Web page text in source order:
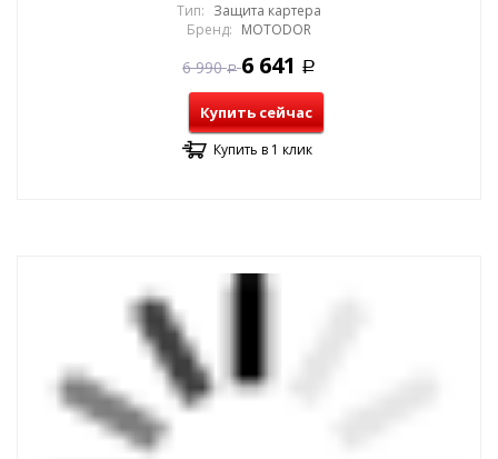
Тип: Защита картера
Бренд: MOTODOR
6 990 Р 6 641 Р
Купить сейчас
Купить в 1 клик